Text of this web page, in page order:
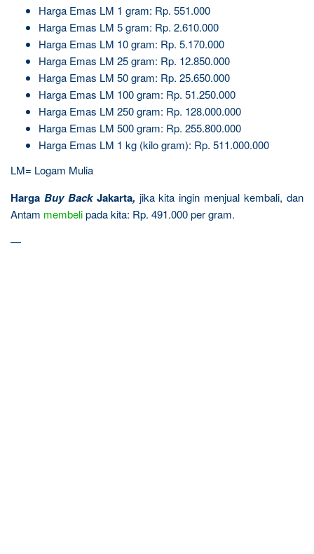
Harga Emas LM 1 gram: Rp. 551.000
Harga Emas LM 5 gram: Rp. 2.610.000
Harga Emas LM 10 gram: Rp. 5.170.000
Harga Emas LM 25 gram: Rp. 12.850.000
Harga Emas LM 50 gram: Rp. 25.650.000
Harga Emas LM 100 gram: Rp. 51.250.000
Harga Emas LM 250 gram: Rp. 128.000.000
Harga Emas LM 500 gram: Rp. 255.800.000
Harga Emas LM 1 kg (kilo gram): Rp. 511.000.000
LM= Logam Mulia
Harga Buy Back Jakarta, jika kita ingin menjual kembali, dan
Antam membelipada kita: Rp. 491.000 per gram.
—